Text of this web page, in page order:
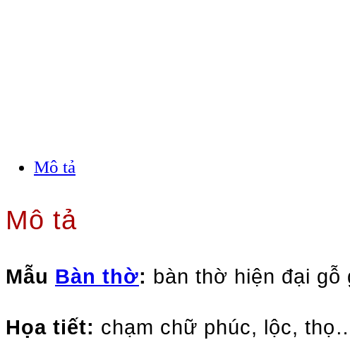
Mô tả
Mô tả
Mẫu Bàn thờ: bàn thờ hiện đại gỗ
Họa tiết: chạm chữ phúc, lộc,